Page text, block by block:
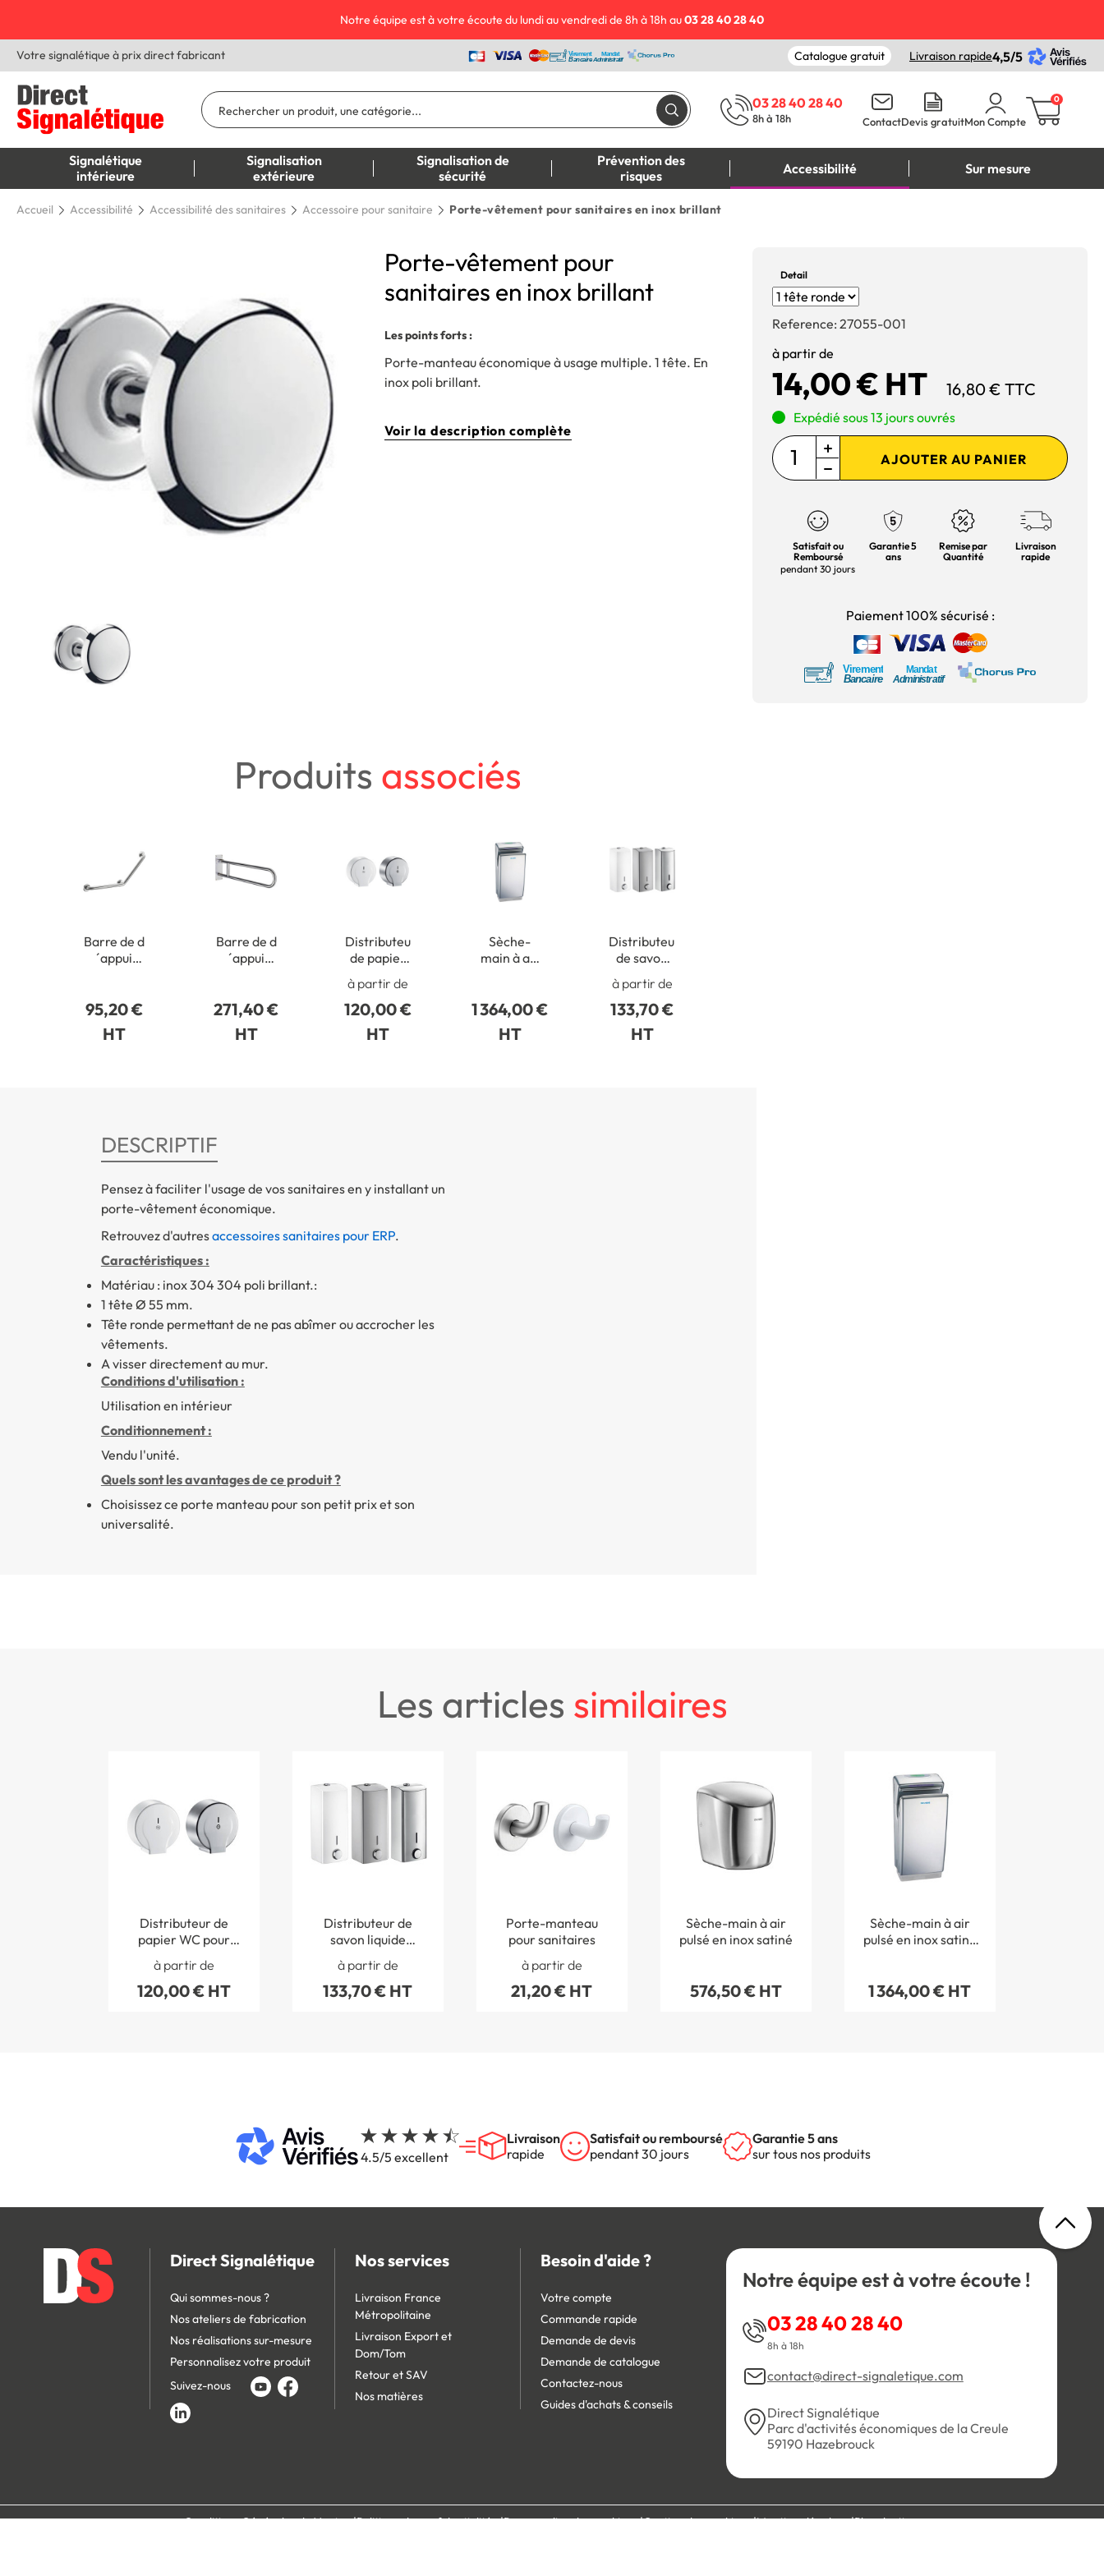
Notre équipe est à votre écoute du lundi au vendredi de 8h à 18h au03 28 40 28 40
Votre signalétique à prix direct fabricant Catalogue gratuit Livraison rapide4,5/5
03 28 40 28 40
8h à 18h ContactDevis gratuitMon Compte
0
Signalétique
intérieure
Signalisation
extérieure
Signalisation de
sécurité
Prévention des
risques
Accessibilité Sur mesure
Accueil Accessibilité Accessibilité des sanitaires Accessoire pour sanitaire Porte-vêtement pour sanitaires en inox brillant
Porte-vêtement pour
sanitaires en inox brillant
Les points forts :
Porte-manteau économique à usage multiple. 1 tête. En
inox poli brillant.
Voir la description complète
Detail
Reference: 27055-001
à partir de
14,00 € HT 16,80 € TTC
Expédié sous 13 jours ouvrés
AJOUTER AU PANIER
Satisfait ou
Remboursé
pendant 30 jours
Garantie 5
ans
Remise par
Quantité
Livraison
rapide
Paiement 100% sécurisé :
Produits associés
Barre de d
´appui
inox satiné
95,20 €
HT
Barre de d
´appui
satiné
271,40 €
HT
Distributeur
de papier
WC pour
bobine de
400 m
à partir de
120,00 €
HT
Sèche-
main à air
bi-
direction
1 364,00 €
HT
Distributeur
de savon
antivandalisme
à partir de
133,70 €
HT
DESCRIPTIF
Pensez à faciliter l'usage de vos sanitaires en y installant un
porte-vêtement économique.
Retrouvez d'autresaccessoires sanitaires pour ERP.
Caractéristiques :
Matériau : inox 304 304 poli brillant.:
1 tête Ø 55 mm.
Tête ronde permettant de ne pas abîmer ou accrocher les
vêtements.
A visser directement au mur.
Conditions d'utilisation :
Utilisation en intérieur
Conditionnement :
Vendu l'unité.
Quels sont les avantages de ce produit ?
Choisissez ce porte manteau pour son petit prix et son
universalité.
les articles similaires
Distributeur de
papier WC pour
bobine de 400 m
à partir de
120,00 € HT
Distributeur de
savon liquide
antivandalisme
à partir de
133,70 € HT
Porte-manteau
pour sanitaires
à partir de
21,20 € HT
Sèche-main à air
pulsé en inox satiné
576,50 € HT
Sèche-main à air
pulsé en inox satiné
1 364,00 € HT
4.5/5 excellent
Livraison
rapide
Satisfait ou remboursé
pendant 30 jours
Garantie 5 ans
sur tous nos produits
Direct Signalétique
Qui sommes-nous ?
Nos ateliers de fabrication
Nos réalisations sur-mesure
Personnalisez votre produit
Suivez-nous
Nos services
Livraison France
Métropolitaine
Livraison Export et
Dom/Tom
Retour et SAV
Nos matières
Besoin d'aide ?
Votre compte
Commande rapide
Demande de devis
Demande de catalogue
Contactez-nous
Guides d'achats & conseils
Notre équipe est à votre écoute !
03 28 40 28 40
8h à 18h
contact@direct-signaletique.com
Direct Signalétique
Parc d'activités économiques de la Creule
59190 Hazebrouck
Conditions Générales de Vente Politique de confidentialité Personnaliser les cookies Gestion des cookies Mentions légales Plan du site